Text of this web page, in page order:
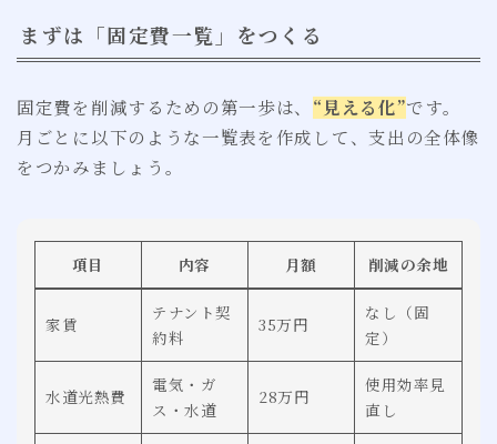
まずは「固定費一覧」をつくる
固定費を削減するための第一歩は、 “見える化”です。
月ごとに以下のような一覧表を作成して、支出の全体像
をつかみましょう。
項目 内容 月額 削減の余地
家賃
テナント契
約料
35万円
なし（固
定）
水道光熱費
電気・ガ
ス・水道
28万円
使用効率見
直し